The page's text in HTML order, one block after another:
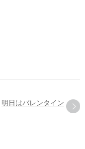
明日はバレンタイン